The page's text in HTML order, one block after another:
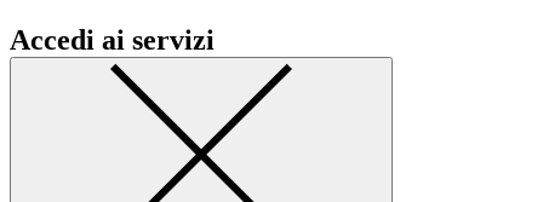
Accedi ai servizi